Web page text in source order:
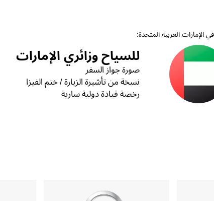
العربية المتحدة:
للسياح وزائري الإمارات
صورة جواز السفر
نسخة من تأشيرة الزيارة / ختم الفيزا
رخصة قيادة دولية سارية